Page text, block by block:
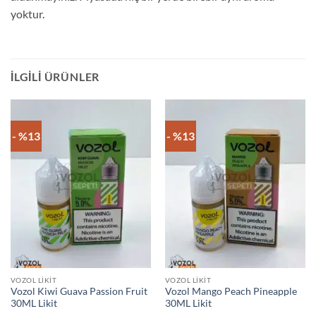
yoktur.
İLGILI ÜRÜNLER
- %13
VOZOL LIKIT
Vozol Kiwi Guava Passion Fruit
30ML Likit
- %13
VOZOL LIKIT
Vozol Mango Peach Pineapple
30ML Likit